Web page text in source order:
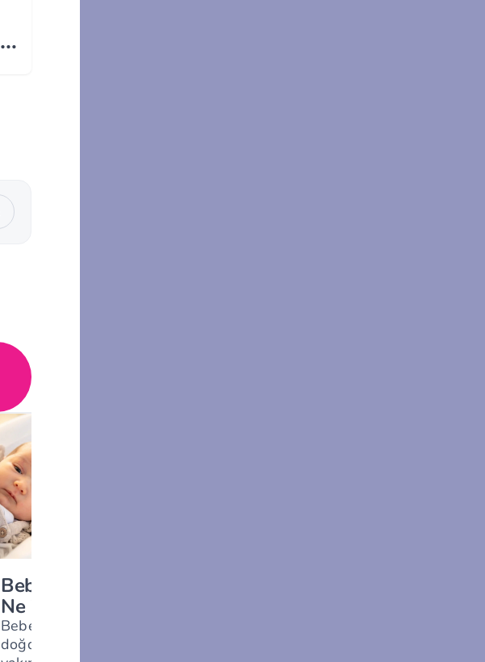
Bebekler
Ne Zaman
Net Görür
ve Renkleri
Bebekler
doğduklarında